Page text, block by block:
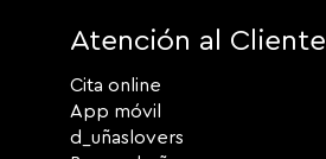
Atención al Cliente
Cita online
App móvil
d_uñaslovers